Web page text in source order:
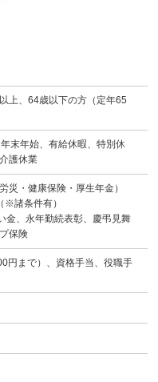
、64歳以下の方（定年65
末年始、有給休暇、特別休
護休業
災・健康保険・厚生年金）
※諸条件有）
金、永年勤続表彰、慶弔見舞
保険
円まで）、資格手当、役職手